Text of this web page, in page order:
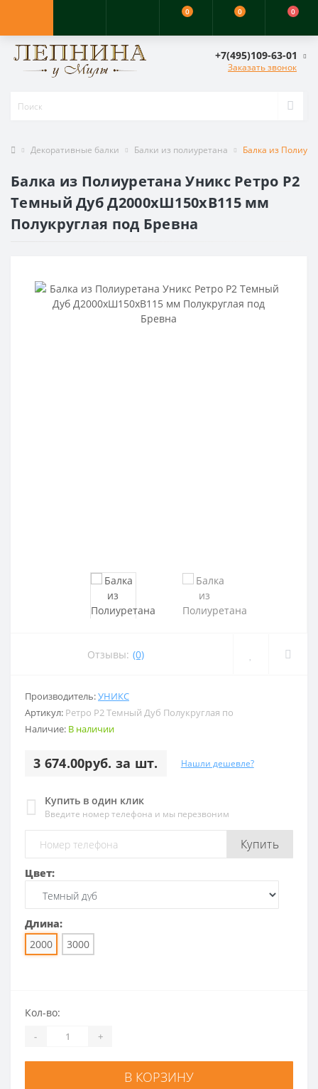
0 0 0
+7(495)109-63-01
Заказать звонок
Декоративные балки Балки из полиуретана Балка из
Балка из Полиуретана Уникс Ретро Р2
Темный Дуб Д2000хШ150хВ115 мм
Полукруглая под Бревна
Отзывы: (0)
Производитель:УНИКС
Артикул: Ретро Р2 Темный Дуб Полукруглая по
Наличие: В наличии
3 674.00руб. за шт. Нашли дешевле?
Купить в один клик
Введите номер телефона и мы перезвоним
Купить
Цвет:
Длина:
2000
3000
Кол-во:
- +
В КОРЗИНУ